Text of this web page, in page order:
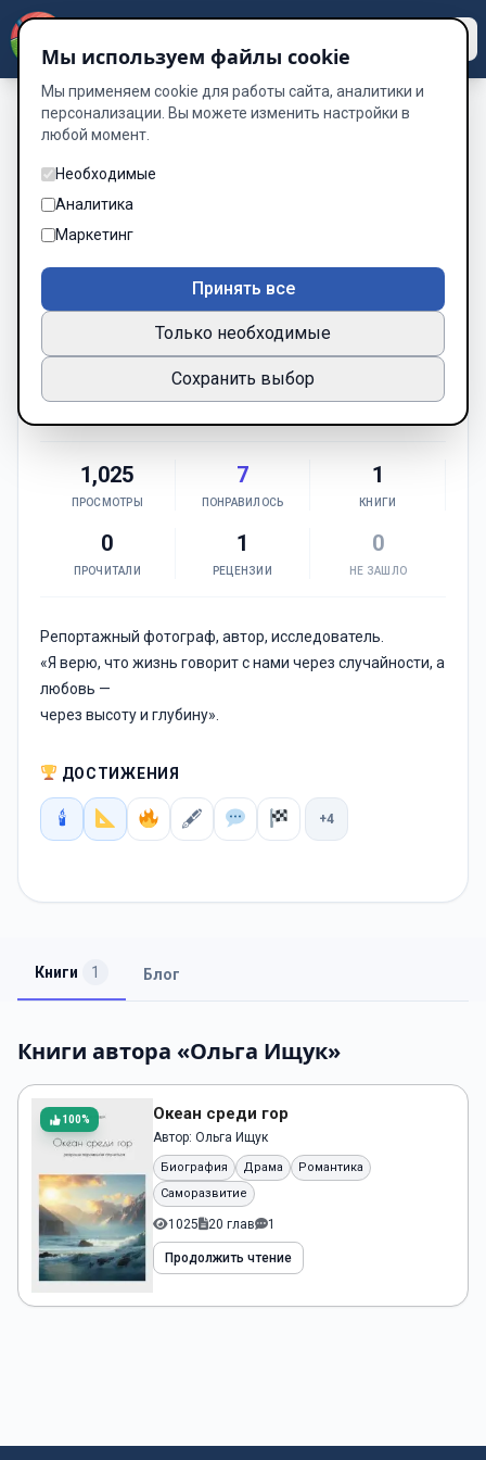
Ольга Ищук
Автор Dzenway
1,025
ПРОСМОТРЫ
7
ПОНРАВИЛОСЬ
1
КНИГИ
0
ПРОЧИТАЛИ
1
РЕЦЕНЗИИ
0
НЕ ЗАШЛО
Репортажный фотограф, автор, исследователь.
«Я верю, что жизнь говорит с нами через случайности, а
любовь —
через высоту и глубину».
ДОСТИЖЕНИЯ
🕯 🖋 +4
Книги 1 Блог
Книги автора «Ольга Ищук»
100% Океан среди гор
Автор: Ольга Ищук
Биография Драма
Романтика
Саморазвитие
1025 20 глав 1
Продолжить чтение
Мы используем файлы cookie
Мы применяем cookie для работы сайта, аналитики и
персонализации. Вы можете изменить настройки в
любой момент.
Необходимые
Аналитика
Маркетинг
Принять все
Только необходимые
Сохранить выбор